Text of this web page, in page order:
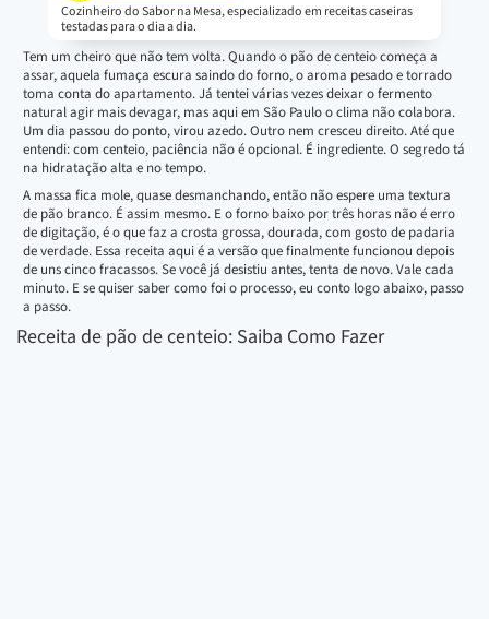
Cozinheiro do Sabor na Mesa, especializado em receitas caseiras
testadas para o dia a dia.
Tem um cheiro que não tem volta. Quando o pão de centeio começa a
assar, aquela fumaça escura saindo do forno, o aroma pesado e torrado
toma conta do apartamento. Já tentei várias vezes deixar o fermento
natural agir mais devagar, mas aqui em São Paulo o clima não colabora.
Um dia passou do ponto, virou azedo. Outro nem cresceu direito. Até que
entendi: com centeio, paciência não é opcional. É ingrediente. O segredo tá
na hidratação alta e no tempo.
A massa fica mole, quase desmanchando, então não espere uma textura
de pão branco. É assim mesmo. E o forno baixo por três horas não é erro
de digitação, é o que faz a crosta grossa, dourada, com gosto de padaria
de verdade. Essa receita aqui é a versão que finalmente funcionou depois
de uns cinco fracassos. Se você já desistiu antes, tenta de novo. Vale cada
minuto. E se quiser saber como foi o processo, eu conto logo abaixo, passo
a passo.
Receita de pão de centeio: Saiba Como Fazer